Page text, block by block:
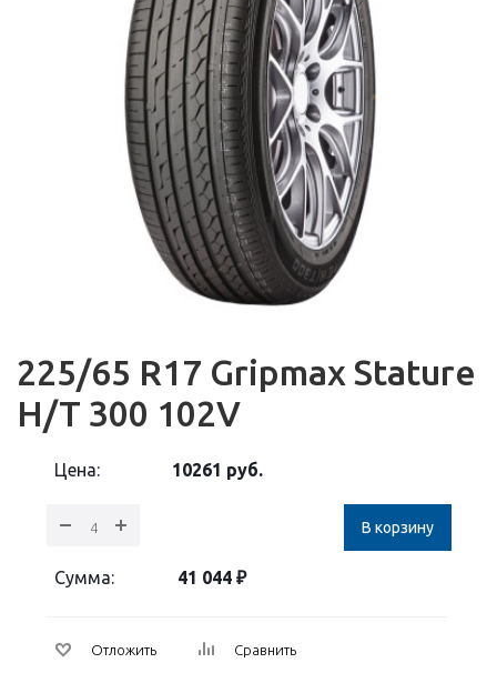
225/65 R17 Gripmax Stature
H/T 300 102V
Цена: 10261 руб.
В корзину
Сумма: 41 044 ₽
Отложить Сравнить